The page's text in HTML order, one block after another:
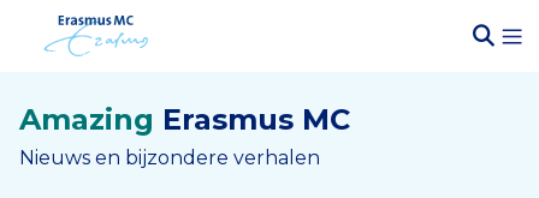
Amazing Erasmus MC
Nieuws en bijzondere verhalen